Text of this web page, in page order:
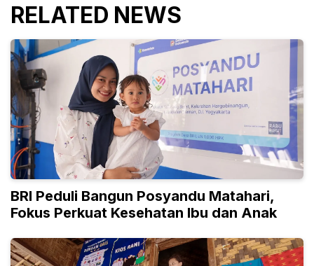
RELATED NEWS
BRI Peduli Bangun Posyandu Matahari,
Fokus Perkuat Kesehatan Ibu dan Anak